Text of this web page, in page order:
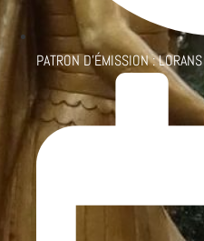
PATRON D'ÉMISSION :